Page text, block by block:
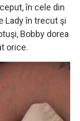
în cele din
Lady în trecut şi
Bobby dorea
orice.